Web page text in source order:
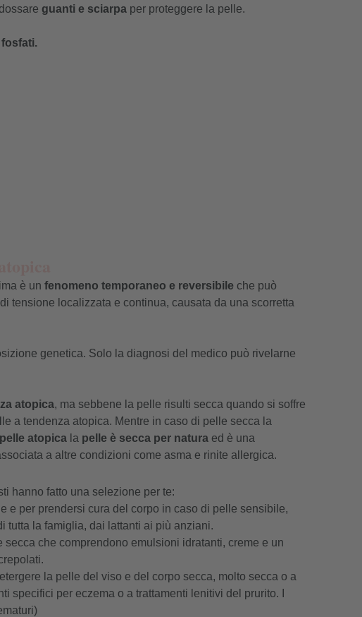
guanti e sciarpaper proteggere la pelle.
è un fenomeno temporaneo e reversibile che può
tensione localizzata e continua, causata da una scorretta
genetica. Solo la diagnosi del medico può rivelarne
atopica, ma sebbene la pelle risulti secca quando si soffre
a tendenza atopica. Mentre in caso di pelle secca la
pelle atopicala pelle è secca per naturaed è una
a altre condizioni come asma e rinite allergica.
hanno fatto una selezione per te:
e per prendersi cura del corpo in caso di pelle sensibile,
tutta la famiglia, dai lattanti ai più anziani.
che comprendono emulsioni idratanti, creme e un
la pelle del viso e del corpo secca, molto secca o a
specifici per eczema o a trattamenti lenitivi del prurito. I